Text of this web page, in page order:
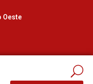
Oeste